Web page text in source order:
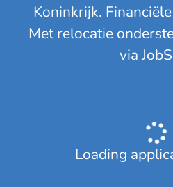
Koninkrijk.
Met relocatie
via
Loading